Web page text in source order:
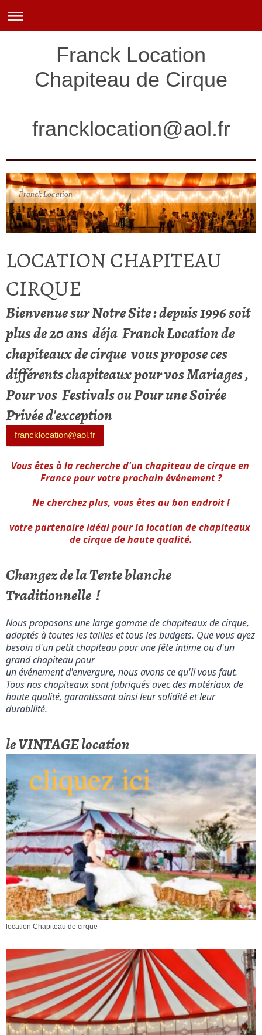
Franck Location
Chapiteau de Cirque
francklocation@aol.fr
Franck Location
LOCATION CHAPITEAU
CIRQUE
Bienvenue sur Notre Site : depuis 1996 soit
plus de 20 ans déja Franck Location de
chapiteaux de cirque vous propose ces
différents chapiteaux pour vos Mariages ,
Pour vos Festivals ou Pour une Soirée
Privée d'exception
francklocation@aol.fr
Vous êtes à la recherche d'un chapiteau de cirque en
France pour votre prochain événement ?
Ne cherchez plus, vous êtes au bon endroit !
votre partenaire idéal pour la location de chapiteaux
de cirque de haute qualité.
Changez de la Tente blanche
Traditionnelle !
Nous proposons une large gamme de chapiteaux de cirque,
adaptés à toutes les tailles et tous les budgets. Que vous ayez
besoin d'un petit chapiteau pour une fête intime ou d'un
grand chapiteau pour
un événement d'envergure, nous avons ce qu'il vous faut.
Tous nos chapiteaux sont fabriqués avec des matériaux de
haute qualité, garantissant ainsi leur solidité et leur
durabilité.
le VINTAGE location
location Chapiteau de cirque